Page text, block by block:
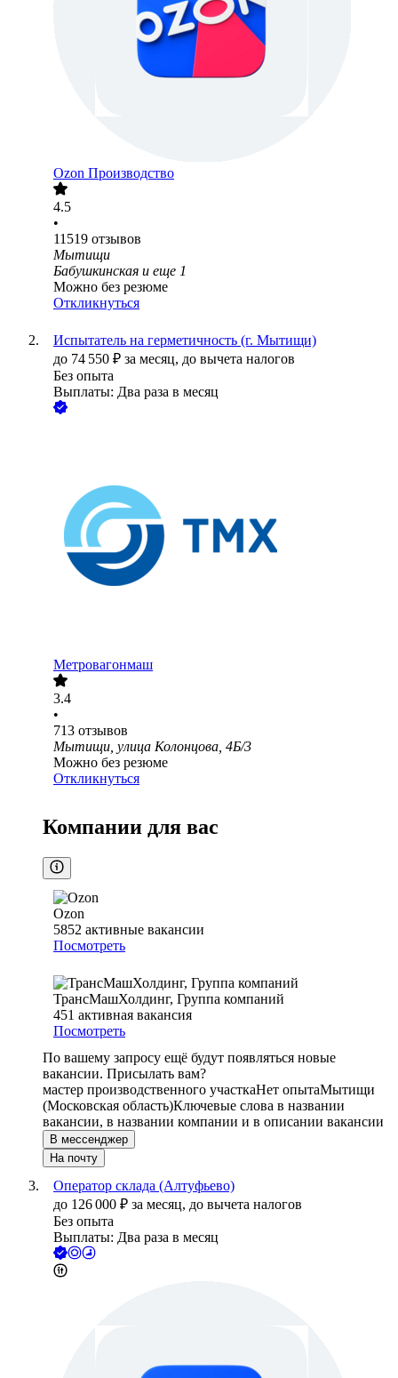
Ozon Производство
4.5
•
11519 отзывов
Мытищи
Бабушкинская и еще 1
Можно без резюме
Откликнуться
Испытатель на герметичность (г. Мытищи)
до 74 550 ₽ за месяц, до вычета налогов
Без опыта
Выплаты: Два раза в месяц
Метровагонмаш
3.4
•
713 отзывов
Мытищи, улица Колонцова, 4Б/3
Можно без резюме
Откликнуться
Компании для вас
Ozon
5852 активные вакансии
Посмотреть
ТрансМашХолдинг, Группа компаний
451 активная вакансия
Посмотреть
По вашему запросу ещё будут появляться новые
вакансии. Присылать вам?
мастер производственного участкаНет опытаМытищи
(Московская область)Ключевые слова в названии
вакансии, в названии компании и в описании вакансии
В мессенджер
На почту
Оператор склада (Алтуфьево)
до 126 000 ₽ за месяц, до вычета налогов
Без опыта
Выплаты: Два раза в месяц